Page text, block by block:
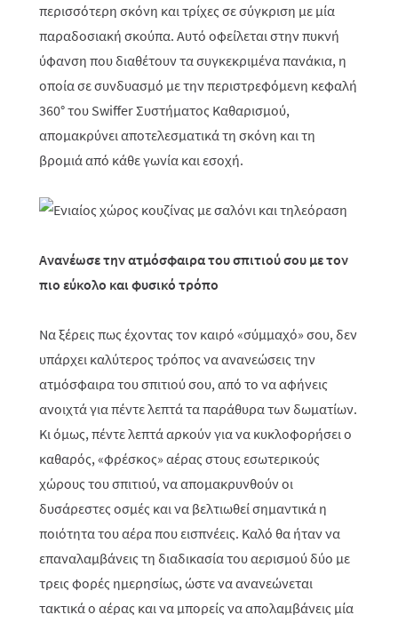
περισσότερη σκόνη και τρίχες σε σύγκριση με μία
παραδοσιακή σκούπα. Αυτό οφείλεται στην πυκνή
ύφανση που διαθέτουν τα συγκεκριμένα πανάκια, η
οποία σε συνδυασμό με την περιστρεφόμενη κεφαλή
360° του Swiffer Συστήματος Καθαρισμού,
απομακρύνει αποτελεσματικά τη σκόνη και τη
βρομιά από κάθε γωνία και εσοχή.
Ανανέωσε την ατμόσφαιρα του σπιτιού σου με τον
πιο εύκολο και φυσικό τρόπο
Να ξέρεις πως έχοντας τον καιρό «σύμμαχό» σου, δεν
υπάρχει καλύτερος τρόπος να ανανεώσεις την
ατμόσφαιρα του σπιτιού σου, από το να αφήνεις
ανοιχτά για πέντε λεπτά τα παράθυρα των δωματίων.
Κι όμως, πέντε λεπτά αρκούν για να κυκλοφορήσει ο
καθαρός, «φρέσκος» αέρας στους εσωτερικούς
χώρους του σπιτιού, να απομακρυνθούν οι
δυσάρεστες οσμές και να βελτιωθεί σημαντικά η
ποιότητα του αέρα που εισπνέεις. Καλό θα ήταν να
επαναλαμβάνεις τη διαδικασία του αερισμού δύο με
τρεις φορές ημερησίως, ώστε να ανανεώνεται
τακτικά ο αέρας και να μπορείς να απολαμβάνεις μία